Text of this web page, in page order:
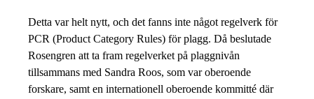
Detta var helt nytt, och det fanns inte något regelverk för
PCR (Product Category Rules) för plagg. Då beslutade
Rosengren att ta fram regelverket på plaggnivån
tillsammans med Sandra Roos, som var oberoende
forskare, samt en internationell oberoende kommitté där